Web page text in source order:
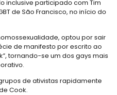
Orgulho em Movimento
Premiação
Workshop
Exposição “Com Orgulho”
Defenda-se
inclusive participado com Tim
de São Francisco, no início do
optou por sair
de manifesto por escrito ao
tornando-se um dos gays mais
de ativistas rapidamente
Cook.